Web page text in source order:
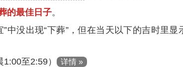
的最佳日子。
中没出现“下葬”，但在当天以下的吉时里显
至2:59）
详情 »